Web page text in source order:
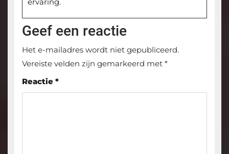
Geef een reactie
Het e-mailadres wordt niet gepubliceerd.
Vereiste velden zijn gemarkeerd met *
Reactie *